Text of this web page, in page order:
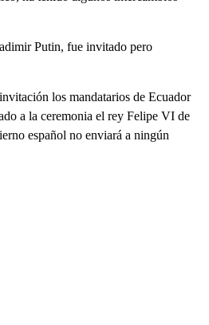
Putin, fue invitado pero
los mandatarios de Ecuador
a la ceremonia el rey Felipe VI de
español no enviará a ningún